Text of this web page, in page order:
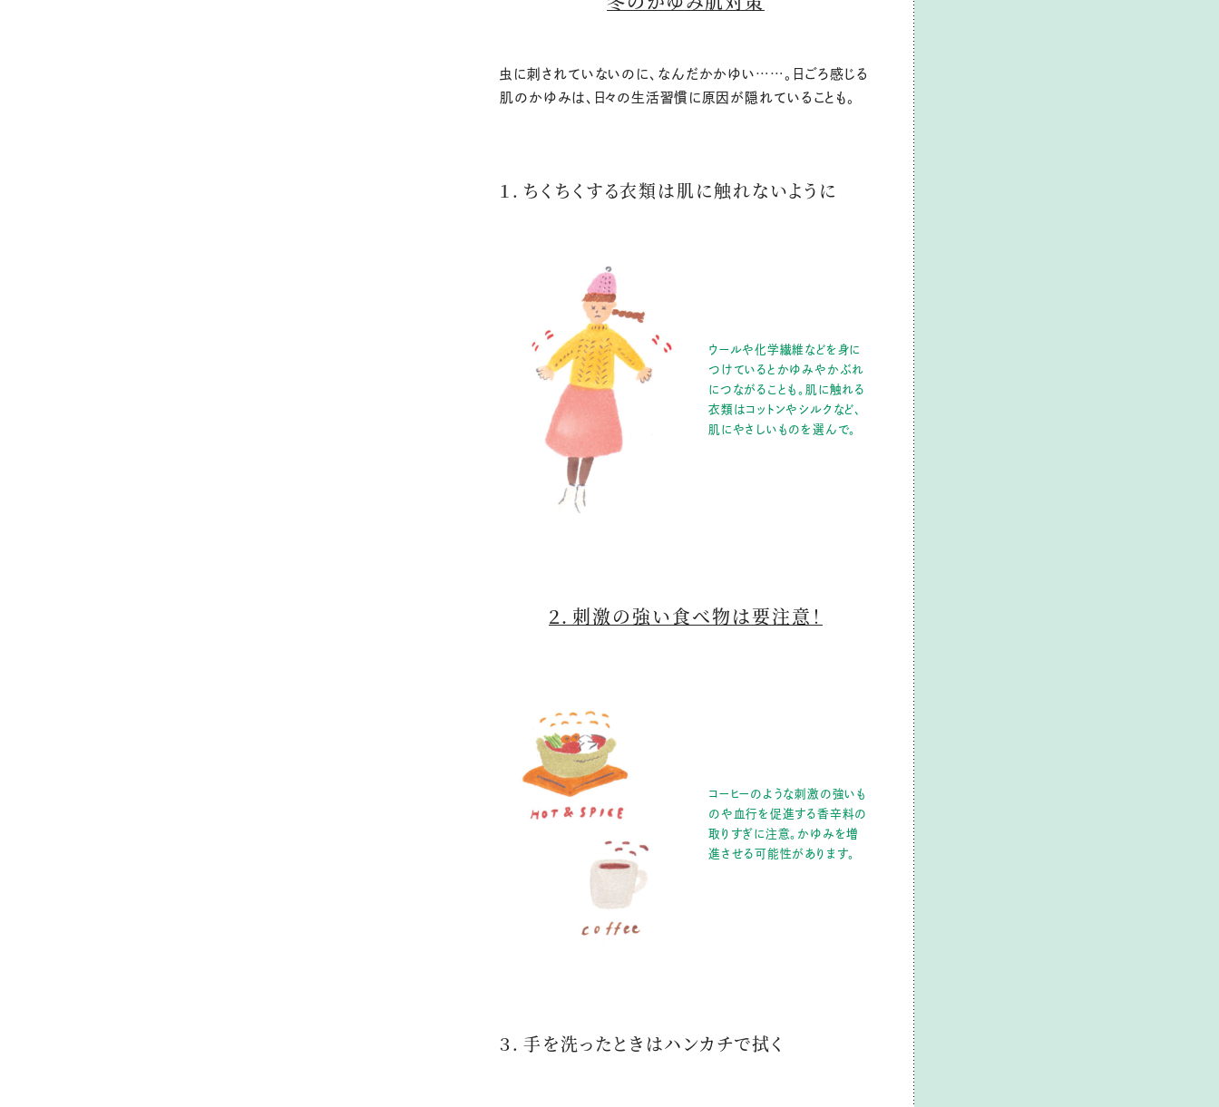
虫に刺されていないのに、なんだかかゆい……。日ごろ感じる
肌のかゆみは、日々の生活習慣に原因が隠れていることも。
１．ちくちくする衣類は肌に触れないように
ウールや化学繊維などを身に
つけているとかゆみやかぶれ
につながることも。肌に触れる
衣類はコットンやシルクなど、
肌にやさしいものを選んで。
２．刺激の強い食べ物は要注意！
コーヒーのような刺激の強いも
のや血行を促進する香辛料の
取りすぎに注意。かゆみを増
進させる可能性があります。
３．手を洗ったときはハンカチで拭く